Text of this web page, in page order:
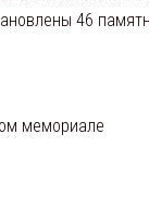
46
мемориале